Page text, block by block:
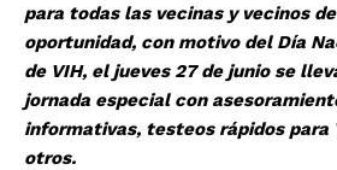
para todas las vecinas y vecinos
oportunidad, con motivo del Día
de VIH, el jueves 27 de junio se
jornada especial con
informativas, testeos rápidos para
otros.